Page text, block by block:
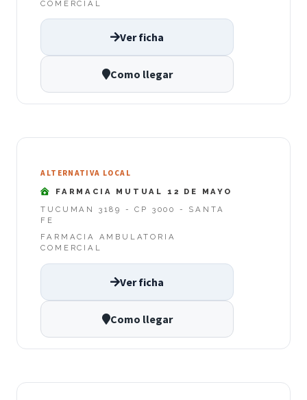
COMERCIAL
Ver ficha
Como llegar
ALTERNATIVA LOCAL
FARMACIA MUTUAL 12 DE MAYO
TUCUMAN 3189 - CP 3000 - SANTA
FE
FARMACIA AMBULATORIA
COMERCIAL
Ver ficha
Como llegar